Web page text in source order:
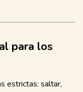
para los
estrictas: saltar,